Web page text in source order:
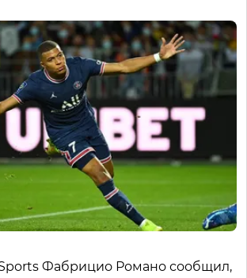
Фабрицио Романо сообщил,